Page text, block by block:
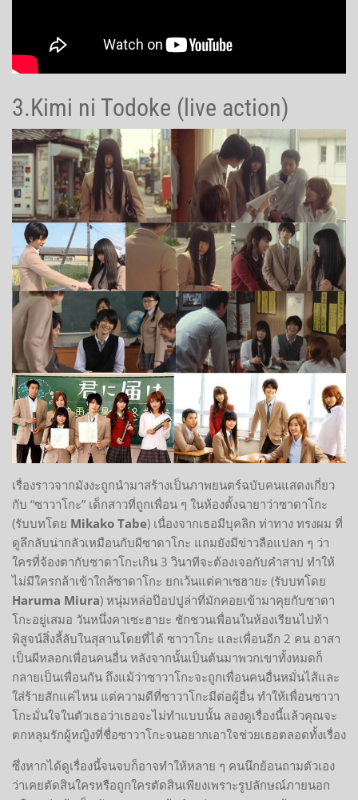
3.Kimi ni Todoke (live action)
เรื่องราวจากมังงะถูกนำมาสร้างเป็นภาพยนตร์ฉบับคนแสดงเกี่ยว
กับ “ซาวาโกะ” เด็กสาวที่ถูกเพื่อน ๆ ในห้องตั้งฉายาว่าซาดาโกะ
(รับบทโดย Mikako Tabe) เนื่องจากเธอมีบุคลิก ท่าทาง ทรงผม ที่
ดูลึกลับน่ากลัวเหมือนกับผีซาดาโกะ แถมยังมีข่าวลือแปลก ๆ ว่า
ใครที่จ้องตากับซาดาโกะเกิน 3 วินาทีจะต้องเจอกับคำสาป ทำให้
ไม่มีใครกล้าเข้าใกล้ซาดาโกะ ยกเว้นแต่คาเซฮายะ (รับบทโดย
Haruma Miura) หนุ่มหล่อป๊อปปูล่าที่มักคอยเข้ามาคุยกับซาดา
โกะอยู่เสมอ วันหนึ่งคาเซะฮายะ ชักชวนเพื่อนในห้องเรียนไปท้า
พิสูจน์สิ่งลี้ลับในสุสานโดยที่ได้ ซาวาโกะ และเพื่อนอีก 2 คน อาสา
เป็นผีหลอกเพื่อนคนอื่น หลังจากนั้นเป็นต้นมาพวกเขาทั้งหมดก็
กลายเป็นเพื่อนกัน ถึงแม้ว่าซาวาโกะจะถูกเพื่อนคนอื่นหมั่นไส้และ
ใส่ร้ายสักแค่ไหน แต่ความดีที่ซาวาโกะมีต่อผู้อื่น ทำให้เพื่อนซาวา
โกะมั่นใจในตัวเธอว่าเธอจะไม่ทำแบบนั้น ลองดูเรื่องนี้แล้วคุณจะ
ตกหลุมรักผู้หญิงที่ชื่อซาวาโกะจนอยากเอาใจช่วยเธอตลอดทั้งเรื่อง
ซึ่งหากได้ดูเรื่องนี้จนจบก็อาจทำให้หลาย ๆ คนนึกย้อนถามตัวเอง
ว่าเคยตัดสินใครหรือถูกใครตัดสินเพียงเพราะรูปลักษณ์ภายนอก